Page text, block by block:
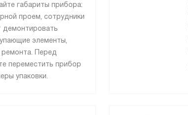
габариты прибора:
проем, сотрудники
демонтировать
элементы,
ремонта. Перед
переместить прибор
упаковки.